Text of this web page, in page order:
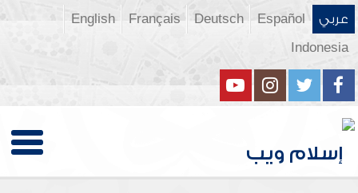
عربي Español
Deutsch
Français
English
Indonesia